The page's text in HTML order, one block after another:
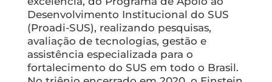
Desenvolvimento Institucional do SUS
(Proadi-SUS), realizando pesquisas,
avaliação de tecnologias, gestão e
assistência especializada para o
fortalecimento do SUS em todo o Brasil.